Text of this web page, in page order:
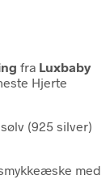
fra Luxbaby
Hjerte
(925 silver)
med